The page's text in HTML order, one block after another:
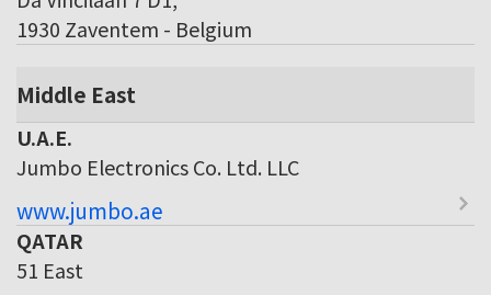
1930 Zaventem - Belgium
Middle East
U.A.E.
Jumbo Electronics Co. Ltd. LLC
www.jumbo.ae
QATAR
51 East